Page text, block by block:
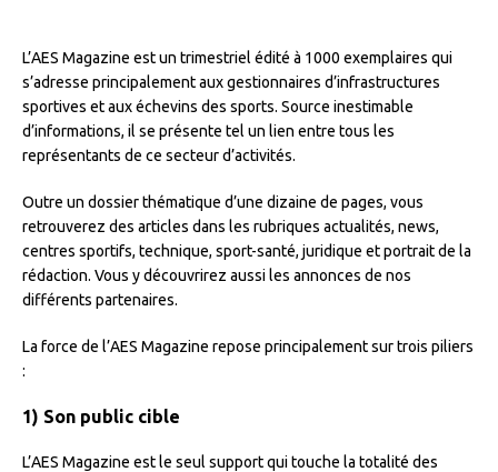
L’AES Magazine est un trimestriel édité à 1000 exemplaires qui
s’adresse principalement aux gestionnaires d’infrastructures
sportives et aux échevins des sports. Source inestimable
d’informations, il se présente tel un lien entre tous les
représentants de ce secteur d’activités.
Outre un dossier thématique d’une dizaine de pages, vous
retrouverez des articles dans les rubriques actualités, news,
centres sportifs, technique, sport-santé, juridique et portrait de la
rédaction. Vous y découvrirez aussi les annonces de nos
différents partenaires.
La force de l’AES Magazine repose principalement sur trois piliers
:
1) Son public cible
L’AES Magazine est le seul support qui touche la totalité des